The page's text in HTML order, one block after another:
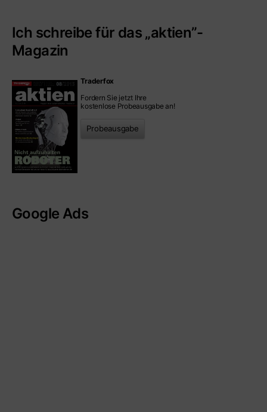
Ich schreibe für das „aktien”-
Magazin
Traderfox
Fordern Sie jetzt Ihre
kostenlose Probeausgabe an!
Probeausgabe
Google Ads